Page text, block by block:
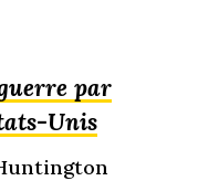
par
Unis